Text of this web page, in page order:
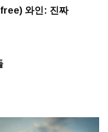
와인: 진짜